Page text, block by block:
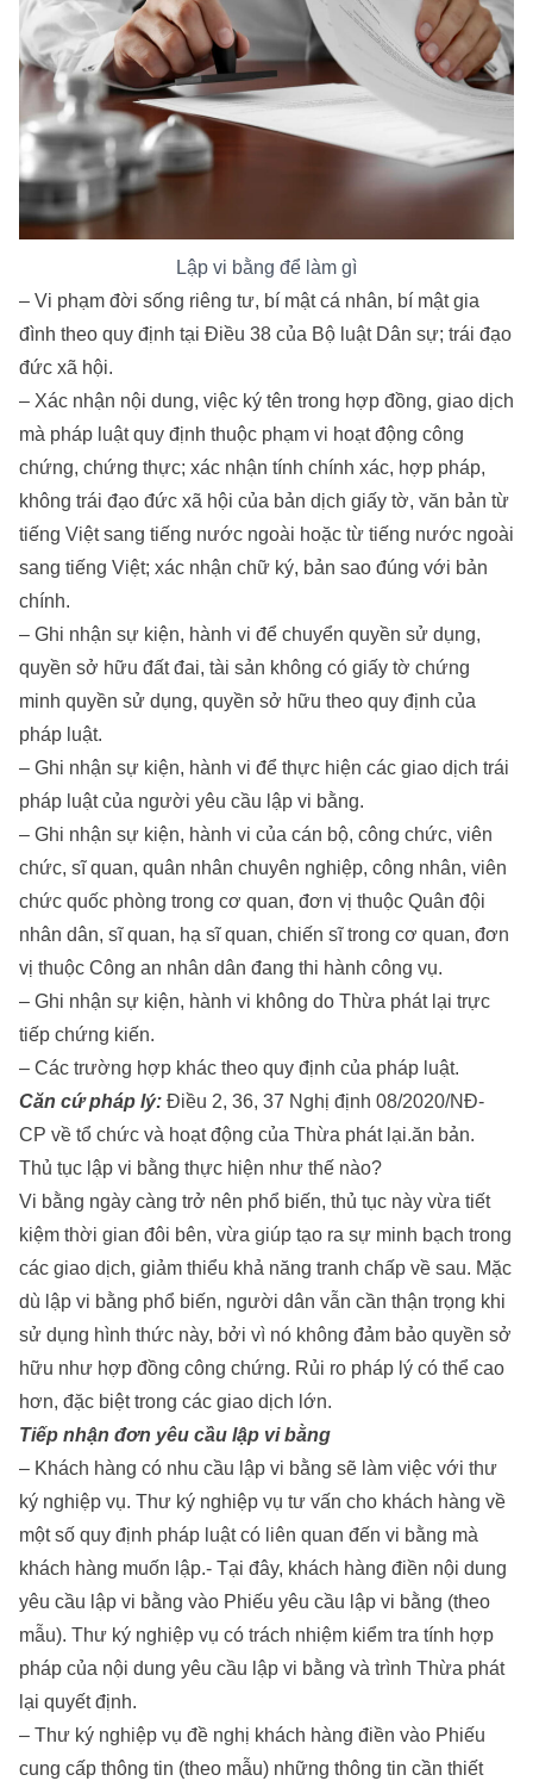
Lập vi bằng để làm gì
– Vi phạm đời sống riêng tư, bí mật cá nhân, bí mật gia
đình theo quy định tại Điều 38 của Bộ luật Dân sự; trái đạo
đức xã hội.
– Xác nhận nội dung, việc ký tên trong hợp đồng, giao dịch
mà pháp luật quy định thuộc phạm vi hoạt động công
chứng, chứng thực; xác nhận tính chính xác, hợp pháp,
không trái đạo đức xã hội của bản dịch giấy tờ, văn bản từ
tiếng Việt sang tiếng nước ngoài hoặc từ tiếng nước ngoài
sang tiếng Việt; xác nhận chữ ký, bản sao đúng với bản
chính.
– Ghi nhận sự kiện, hành vi để chuyển quyền sử dụng,
quyền sở hữu đất đai, tài sản không có giấy tờ chứng
minh quyền sử dụng, quyền sở hữu theo quy định của
pháp luật.
– Ghi nhận sự kiện, hành vi để thực hiện các giao dịch trái
pháp luật của người yêu cầu lập vi bằng.
– Ghi nhận sự kiện, hành vi của cán bộ, công chức, viên
chức, sĩ quan, quân nhân chuyên nghiệp, công nhân, viên
chức quốc phòng trong cơ quan, đơn vị thuộc Quân đội
nhân dân, sĩ quan, hạ sĩ quan, chiến sĩ trong cơ quan, đơn
vị thuộc Công an nhân dân đang thi hành công vụ.
– Ghi nhận sự kiện, hành vi không do Thừa phát lại trực
tiếp chứng kiến.
– Các trường hợp khác theo quy định của pháp luật.
Căn cứ pháp lý: Điều 2, 36, 37 Nghị định 08/2020/NĐ-
CP về tổ chức và hoạt động của Thừa phát lại.ăn bản.
Thủ tục lập vi bằng thực hiện như thế nào?
Vi bằng ngày càng trở nên phổ biến, thủ tục này vừa tiết
kiệm thời gian đôi bên, vừa giúp tạo ra sự minh bạch trong
các giao dịch, giảm thiểu khả năng tranh chấp về sau. Mặc
dù lập vi bằng phổ biến, người dân vẫn cần thận trọng khi
sử dụng hình thức này, bởi vì nó không đảm bảo quyền sở
hữu như hợp đồng công chứng. Rủi ro pháp lý có thể cao
hơn, đặc biệt trong các giao dịch lớn.
Tiếp nhận đơn yêu cầu lập vi bằng
– Khách hàng có nhu cầu lập vi bằng sẽ làm việc với thư
ký nghiệp vụ. Thư ký nghiệp vụ tư vấn cho khách hàng về
một số quy định pháp luật có liên quan đến vi bằng mà
khách hàng muốn lập.- Tại đây, khách hàng điền nội dung
yêu cầu lập vi bằng vào Phiếu yêu cầu lập vi bằng (theo
mẫu). Thư ký nghiệp vụ có trách nhiệm kiểm tra tính hợp
pháp của nội dung yêu cầu lập vi bằng và trình Thừa phát
lại quyết định.
– Thư ký nghiệp vụ đề nghị khách hàng điền vào Phiếu
cung cấp thông tin (theo mẫu) những thông tin cần thiết